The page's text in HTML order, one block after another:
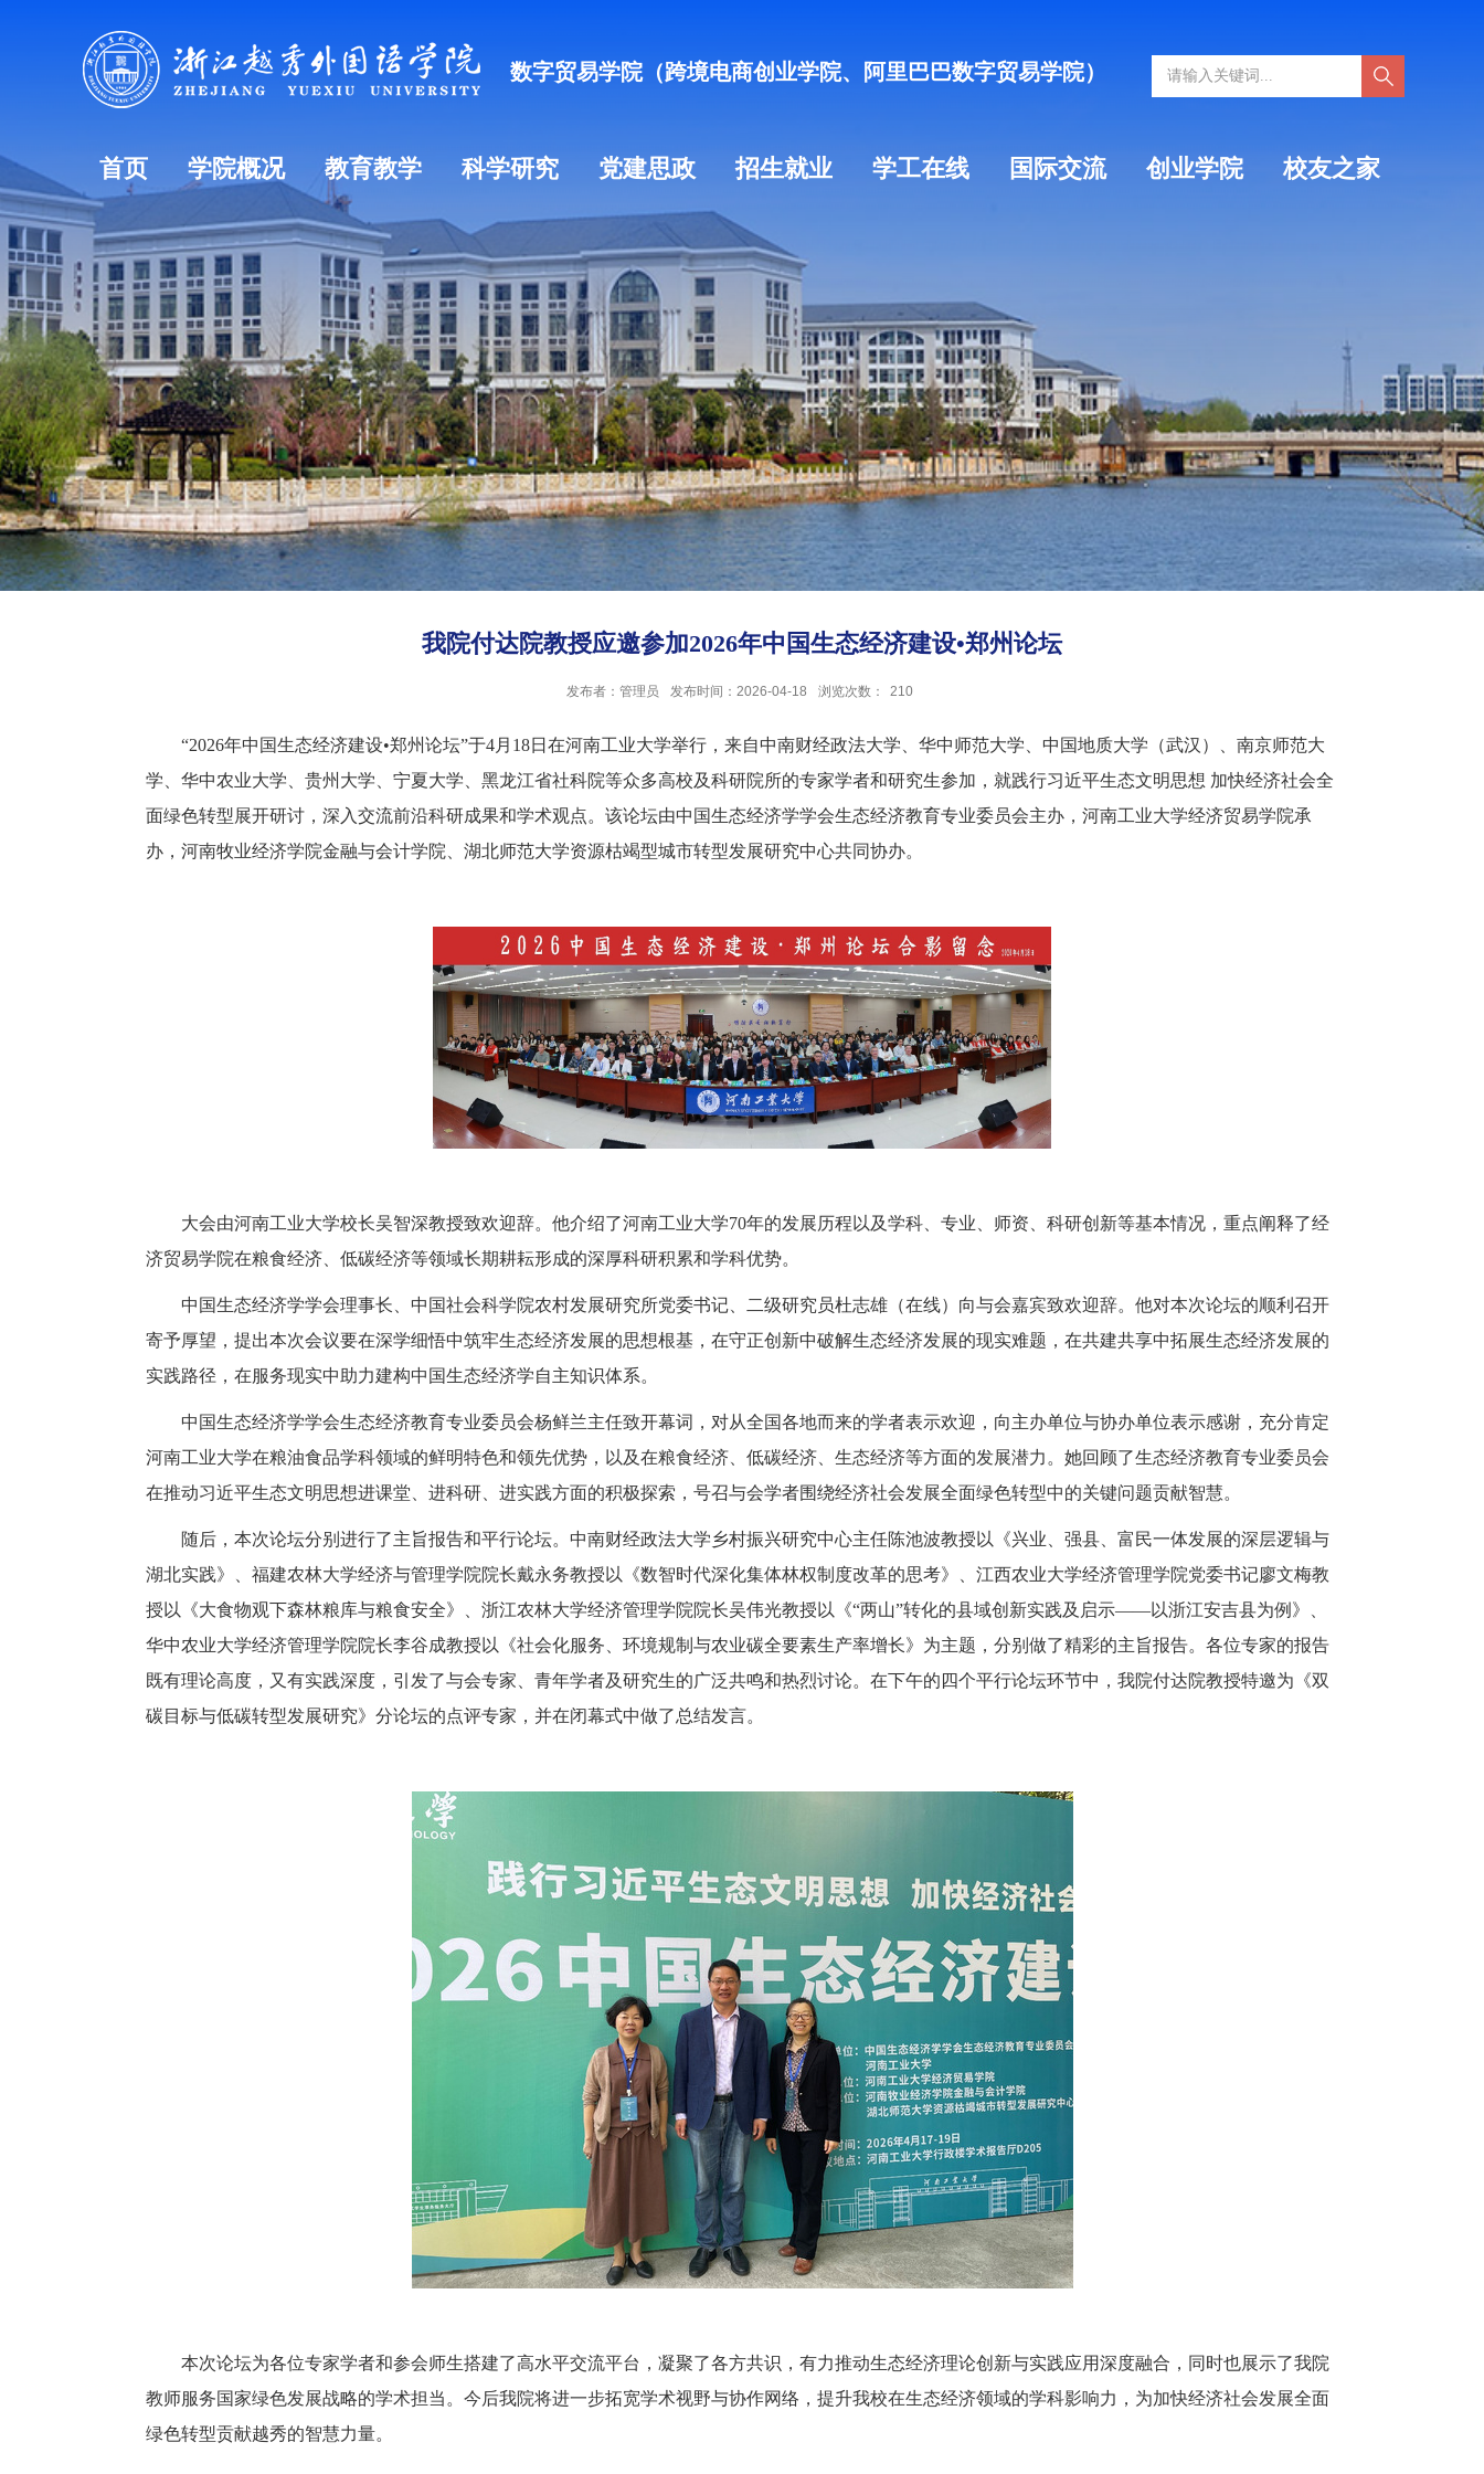
数字贸易学院（跨境电商创业学院、阿里巴巴数字贸易学院）
首页 学院概况 教育教学 科学研究 党建思政 招生就业 学工在线 国际交流 创业学院 校友之家
我院付达院教授应邀参加2026年中国生态经济建设•郑州论坛
发布者：管理员 发布时间：2026-04-18 浏览次数： 210
“2026年中国生态经济建设•郑州论坛”于4月18日在河南工业大学举行，来自中南财经政法大学、华中师范大学、中国地质大学（武汉）、南京师范大
学、华中农业大学、贵州大学、宁夏大学、黑龙江省社科院等众多高校及科研院所的专家学者和研究生参加，就践行习近平生态文明思想 加快经济社会全
面绿色转型展开研讨，深入交流前沿科研成果和学术观点。该论坛由中国生态经济学学会生态经济教育专业委员会主办，河南工业大学经济贸易学院承
办，河南牧业经济学院金融与会计学院、湖北师范大学资源枯竭型城市转型发展研究中心共同协办。
大会由河南工业大学校长吴智深教授致欢迎辞。他介绍了河南工业大学70年的发展历程以及学科、专业、师资、科研创新等基本情况， 重点阐释了经
济贸易学院在粮食经济、低碳经济等领域长期耕耘形成的深厚科研积累和学科优势。
中国生态经济学学会理事长、中国社会科学院农村发展研究所党委书记、二级研究员杜志雄（在线）向与会嘉宾致欢迎辞。他对本次论坛的顺利召开
寄予厚望，提出本次会议要在深学细悟中筑牢生态经济发展的思想根基，在守正创新中破解生态经济发展的现实难题，在共建共享中拓展生态经济发展的
实践路径，在服务现实中助力建构中国生态经济学自主知识体系。
中国生态经济学学会生态经济教育专业委员会杨鲜兰主任致开幕词 ， 对从全国各地而来的学者表示欢迎，向主办单位与协办单位表示感谢， 充分肯定
河南工业大学在粮油食品学科领域的鲜明特色和领先优势，以及在粮食经济、低碳经济、生态经济等方面的发展潜力。她回顾了生态经济教育专业委员会
在推动习近平生态文明思想进课堂、进科研、进实践方面的积极探索，号召与会学者围绕经济社会发展全面绿色转型中的关键问题贡献智慧。
随后，本次论坛分别进行了主旨报告和平行论坛。中南财经政法大学乡村振兴研究中心主任陈池波教授以《兴业、强县、富民一体发展的深层逻辑与
湖北实践》、福建农林大学经济与管理学院院长戴永务教授以《数智时代深化集体林权制度改革的思考》、江西农业大学经济管理学院党委书记廖文梅教
授以《大食物观下森林粮库与粮食安全》、浙江农林大学经济管理学院院长吴伟光教授以《“两山”转化的县域创新实践及启示——以浙江安吉县为例》、
华中农业大学经济管理学院院长李谷成教授以《社会化服务、环境规制与农业碳全要素生产率增长》为主题，分别做了精彩的主旨报告。各位专家的报告
既有理论高度，又有实践深度，引发了与会专家、青年学者及研究生的广泛共鸣和热烈讨论。在下午的四个平行论坛环节中，我院付达院教授特邀为《双
碳目标与低碳转型发展研究》分论坛的点评专家，并在闭幕式中做了总结发言。
本次论坛为各位专家学者和参会师生搭建了高水平交流平台，凝聚了各方共识，有力推动生态经济理论创新与实践应用深度融合， 同时也展示了我院
教师服务国家绿色发展战略的学术担当 。今后我院将进一步拓宽学术视野与协作网络 ， 提升我校在生态经济领域的学科影响力 ， 为加快经济社会发展全面
绿色转型贡献越秀的智慧力量。